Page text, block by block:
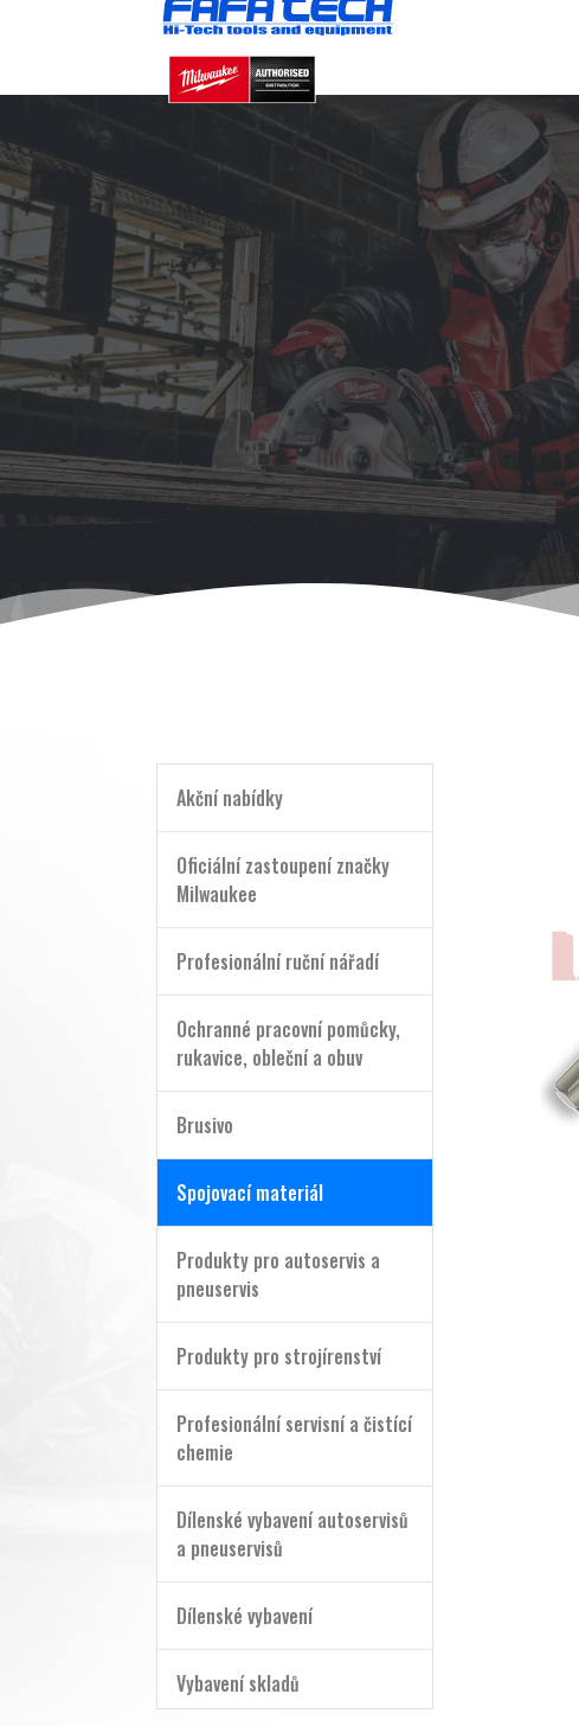
Akční nabídky
Oficiální zastoupení značky
Milwaukee
Profesionální ruční nářadí
Ochranné pracovní pomůcky,
rukavice, obleční a obuv
Brusivo
Spojovací materiál
Produkty pro autoservis a
pneuservis
Produkty pro strojírenství
Profesionální servisní a čistící
chemie
Dílenské vybavení autoservisů
a pneuservisů
Dílenské vybavení
Vybavení skladů